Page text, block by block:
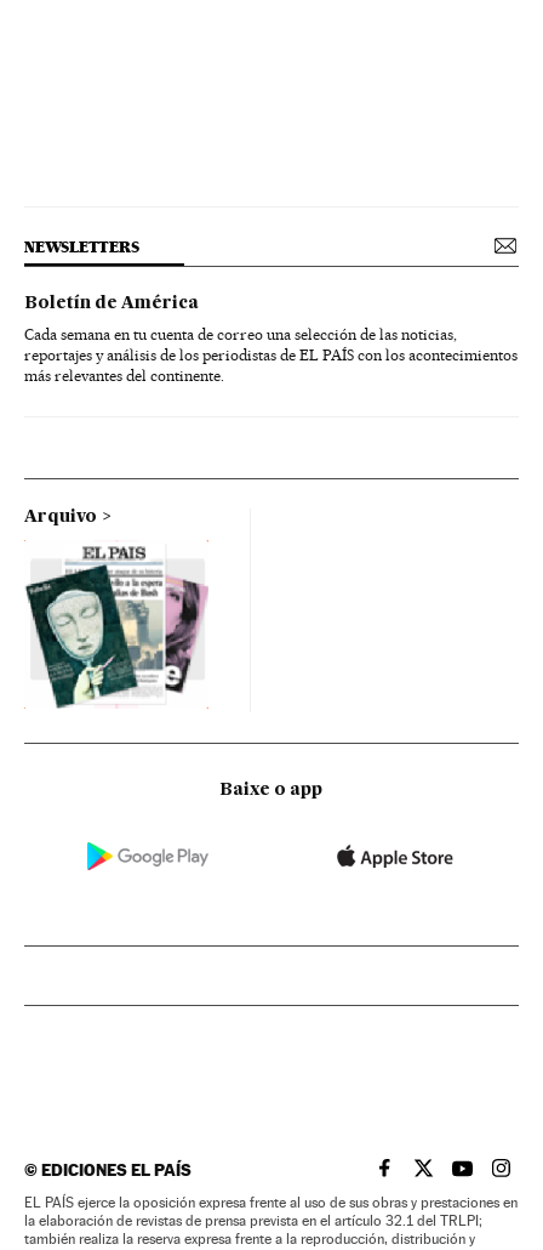
NEWSLETTERS
Boletín de América
Cada semana en tu cuenta de correo una selección de las noticias,
reportajes y análisis de los periodistas de EL PAÍS con los acontecimientos
más relevantes del continente.
Arquivo
Baixe o app
©EDICIONES EL PAÍS EL PAÍS BRASIL EN
EL PAÍSEL PAÍS
EL
EL PAÍS ejerce la oposición expresa frente al uso de sus obras y prestaciones en
la elaboración de revistas de prensa prevista en el artículo 32.1 del TRLPI;
también realiza la reserva expresa frente a la reproducción, distribución y